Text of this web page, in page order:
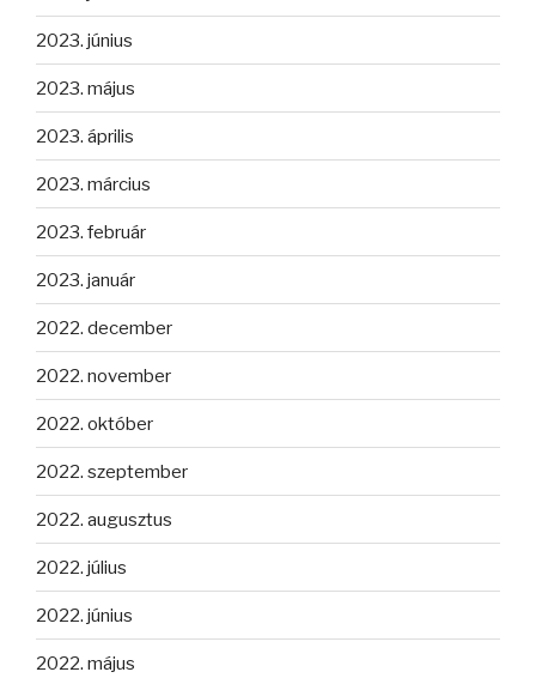
2023. június
2023. május
2023. április
2023. március
2023. február
2023. január
2022. december
2022. november
2022. október
2022. szeptember
2022. augusztus
2022. július
2022. június
2022. május